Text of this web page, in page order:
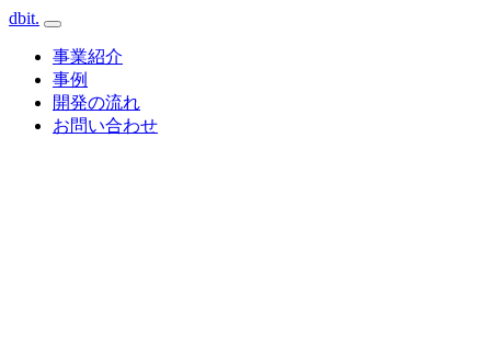
dbit.
事業紹介
事例
開発の流れ
お問い合わせ